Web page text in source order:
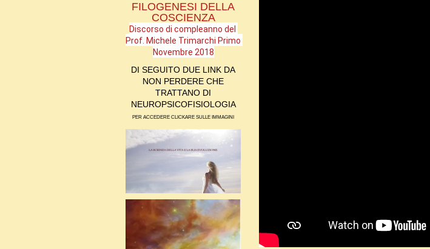
FILOGENESI DELLA
COSCIENZA
Discorso di compleanno del
Prof. Michele Trimarchi Primo
Novembre 2018
DI SEGUITO DUE LINK DA
NON PERDERE CHE
TRATTANO DI
NEUROPSICOFISIOLOGIA
PER ACCEDERE CLICKARE SULLE IMMAGINI